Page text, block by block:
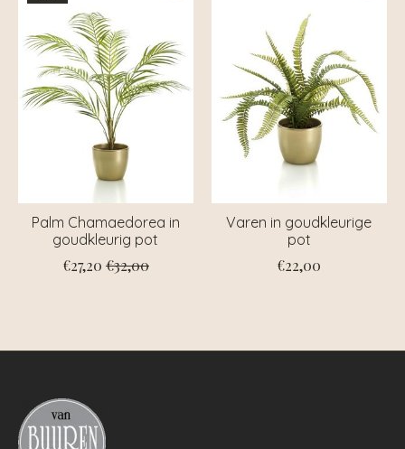
Palm Chamaedorea in
goudkleurig pot
€27,20 €32,00
Varen in goudkleurige
pot
€22,00